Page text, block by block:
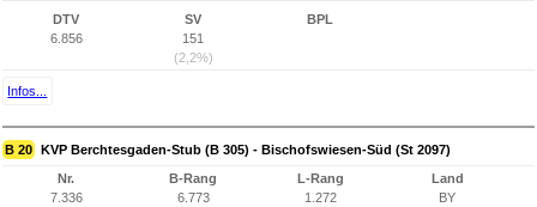
DTV
6.856
SV
151
(2,2%)
BPL
Infos...
B 20 KVP Berchtesgaden-Stub (B 305) - Bischofswiesen-Süd (St 2097)
Nr.
7.336
B-Rang
6.773
L-Rang
1.272
Land
BY